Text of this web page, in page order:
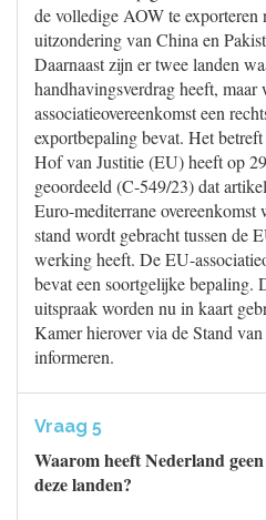
de volledige AOW te exporteren
uitzondering van China en
Daarnaast zijn er twee landen
handhavingsverdrag heeft,
associatieovereenkomst een
exportbepaling bevat. Het
Hof van Justitie (EU) heeft op
geoordeeld (C-549/23) dat
Euro-mediterrane overeenkomst
stand wordt gebracht tussen de
werking heeft. De EU-
bevat een soortgelijke bepaling.
uitspraak worden nu in kaart
Kamer hierover via de Stand
informeren.
Vraag 5
Waarom heeft Nederland
deze landen?